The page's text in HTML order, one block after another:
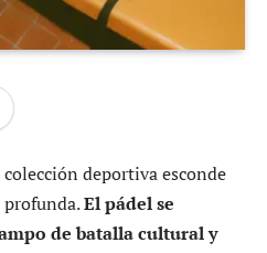
deportiva esconde
profunda.El pádel se
de batalla cultural y